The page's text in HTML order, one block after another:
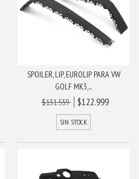
SPOILER, LIP, EUROLIP PARA VW
GOLF MK3,...
$131.559
$122.999
SIN STOCK